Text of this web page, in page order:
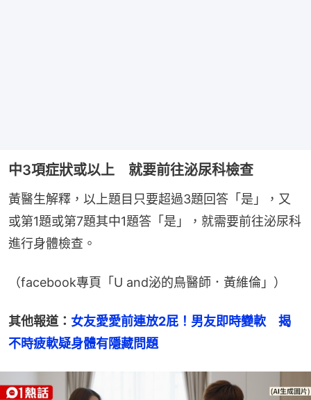
中3項症狀或以上 就要前往泌尿科檢查
黃醫生解釋，以上題目只要超過3題回答「是」，又
或第1題或第7題其中1題答「是」，就需要前往泌尿科
進行身體檢查。
（facebook專頁「U and泌的鳥醫師．黃維倫」）
其他報道： 女友愛愛前連放2屁！男友即時變軟　揭
不時疲軟疑身體有隱藏問題